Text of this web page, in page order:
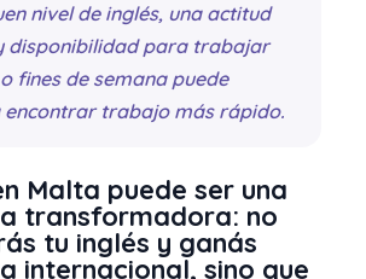
nivel de inglés, una actitud
disponibilidad para trabajar
fines de semana puede
trabajo más rápido.
Malta puede ser una
transformadora: no
tu inglés y ganás
internacional, sino que